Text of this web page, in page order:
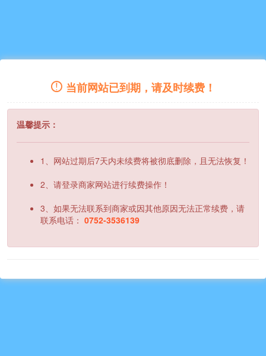
当前网站已到期，请及时续费！
温馨提示：
1、网站过期后7天内未续费将被彻底删除，且无法恢复！
2、请登录商家网站进行续费操作！
3、如果无法联系到商家或因其他原因无法正常续费，请
联系电话： 0752-3536139